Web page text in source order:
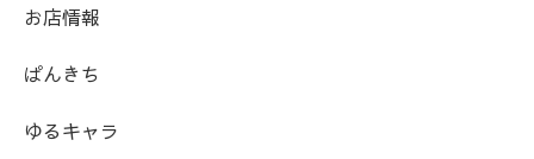
お店情報
ぱんきち
ゆるキャラ